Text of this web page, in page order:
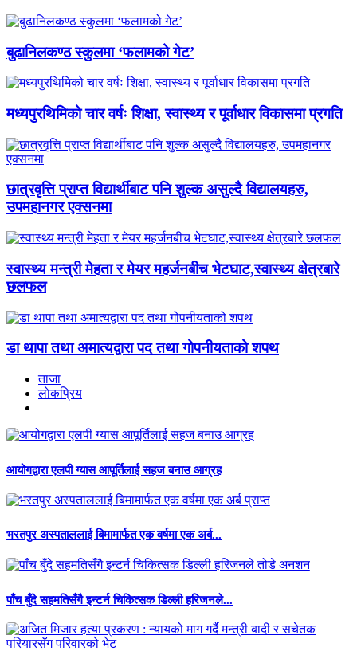
बुढानिलकण्ठ स्कुलमा ‘फलामको गेट’
मध्यपुरथिमिको चार वर्षः शिक्षा, स्वास्थ्य र पूर्वाधार विकासमा प्रगति
छात्रवृत्ति प्राप्त विद्यार्थीबाट पनि शुल्क असुल्दै विद्यालयहरु,
उपमहानगर एक्सनमा
स्वास्थ्य मन्त्री मेहता र मेयर महर्जनबीच भेटघाट,स्वास्थ्य क्षेत्रबारे
छलफल
डा थापा तथा अमात्यद्वारा पद तथा गोपनीयताको शपथ
ताजा
लाेकप्रिय
आयोगद्वारा एलपी ग्यास आपूर्तिलाई सहज बनाउ आग्रह
भरतपुर अस्पताललाई बिमामार्फत एक वर्षमा एक अर्ब...
पाँच बुँदे सहमतिसँगै इन्टर्न चिकित्सक डिल्ली हरिजनले...